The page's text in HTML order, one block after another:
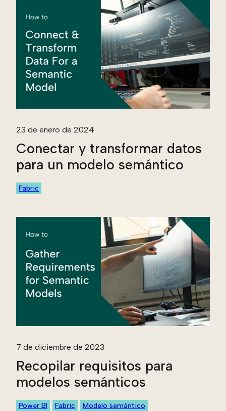
23 de enero de 2024
Conectar y transformar datos
para un modelo semántico
Fabric
7 de diciembre de 2023
Recopilar requisitos para
modelos semánticos
Power BI Fabric Modelo semántico